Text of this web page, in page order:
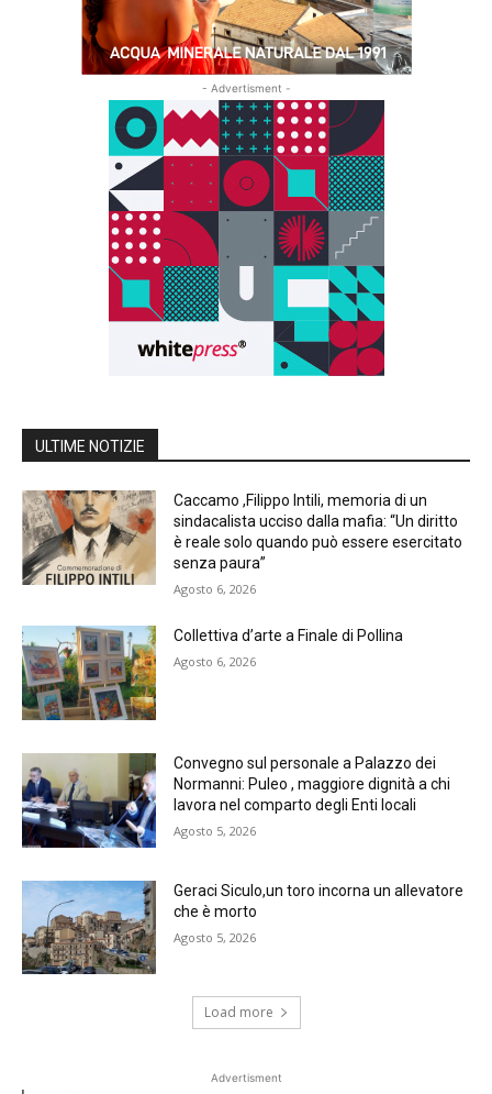
- Advertisment -
ULTIME NOTIZIE
Caccamo ,Filippo Intili, memoria di un
sindacalista ucciso dalla mafia: “Un diritto
è reale solo quando può essere esercitato
senza paura”
Agosto 6, 2026
Collettiva d’arte a Finale di Pollina
Agosto 6, 2026
Convegno sul personale a Palazzo dei
Normanni: Puleo , maggiore dignità a chi
lavora nel comparto degli Enti locali
Agosto 5, 2026
Geraci Siculo,un toro incorna un allevatore
che è morto
Agosto 5, 2026
Load more
Advertisment